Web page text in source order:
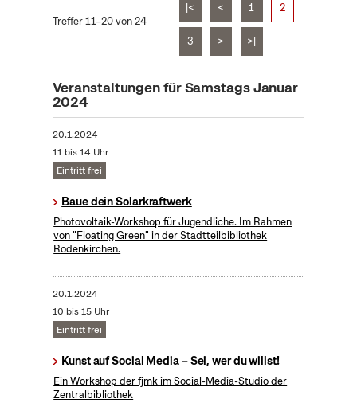
Treffer 11–20 von 24
|< < 1 2
3 > >|
Veranstaltungen für Samstags Januar
2024
20.1.2024
11 bis 14 Uhr
Eintritt frei
Baue dein Solarkraftwerk
​Photovoltaik-Workshop für Jugendliche. Im Rahmen
von "Floating Green" in der Stadtteilbibliothek
Rodenkirchen.
20.1.2024
10 bis 15 Uhr
Eintritt frei
Kunst auf Social Media – Sei, wer du willst!
Ein Workshop der fjmk im Social-Media-Studio der
Zentralbibliothek